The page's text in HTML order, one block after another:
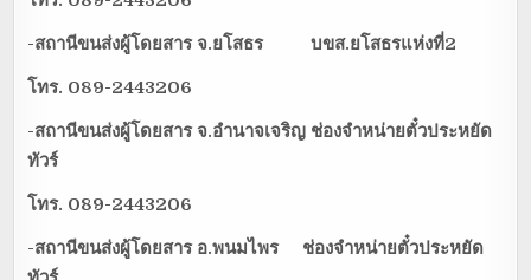
-สถานีขนส่งผู้โดยสาร จ.ยโสธร บขส.ยโสธรแห่งที่2
โทร. 089-2443206
-สถานีขนส่งผู้โดยสาร จ.อำนาจเจริญ ช่องจำหน่ายตั๋วประหยัด
ทัวร์
โทร. 089-2443206
-สถานีขนส่งผู้โดยสาร อ.พนมไพร ช่องจำหน่ายตั๋วประหยัด